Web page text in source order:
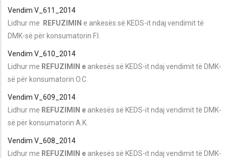
Vendim V_611_2014
Lidhur me REFUZIMIN e ankesës së KEDS-it ndaj vendimit të
DMK-së për konsumatorin F.I.
Vendim V_610_2014
Lidhur me REFUZIMIN e ankesës së KEDS-it ndaj vendimit të DMK-
së për konsumatorin O.C.
Vendim V_609_2014
Lidhur me REFUZIMIN e ankesës së KEDS-it ndaj vendimit të DMK-
së për konsumatorin A.K.
Vendim V_608_2014
Lidhur me REFUZIMIN e ankesës së KEDS-it ndaj vendimit të DMK-